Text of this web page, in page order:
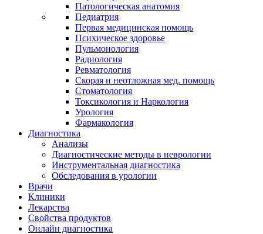
Патологическая анатомия
Педиатрия
Первая медицинская помощь
Психическое здоровье
Пульмонология
Радиология
Ревматология
Скорая и неотложная мед. помощь
Стоматология
Токсикология и Наркология
Урология
Фармакология
Диагностика
Анализы
Диагностические методы в неврологии
Инструментальная диагностика
Обследования в урологии
Врачи
Клиники
Лекарства
Свойства продуктов
Онлайн диагностика